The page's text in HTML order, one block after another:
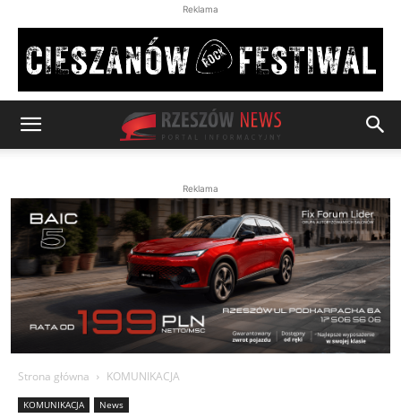
Reklama
Reklama
Strona główna KOMUNIKACJA
KOMUNIKACJA News